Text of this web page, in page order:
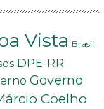
Vista Brasil
DPE-RR
Governo
Coelho